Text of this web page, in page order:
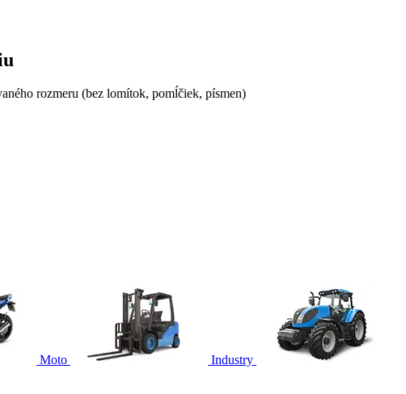
rozmeru (bez lomítok, pomĺčiek, písmen)
Moto Industry